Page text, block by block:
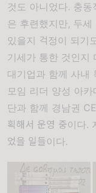
것도 아니었다. 충동
은 후련했지만, 두세
있을지 걱정이 되기
기세가 통한 것인지
대기업과 함께 사내
모임 리더 양성 아
단과 함께 경남권
획해서 운영 중이다.
었을 일들이다.